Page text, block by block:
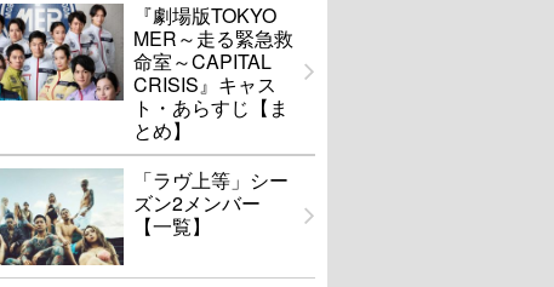
『劇場版TOKYO
MER～走る緊急救
命室～CAPITAL
CRISIS』キャス
ト・あらすじ【ま
とめ】
「ラヴ上等」シー
ズン2メンバー
【一覧】